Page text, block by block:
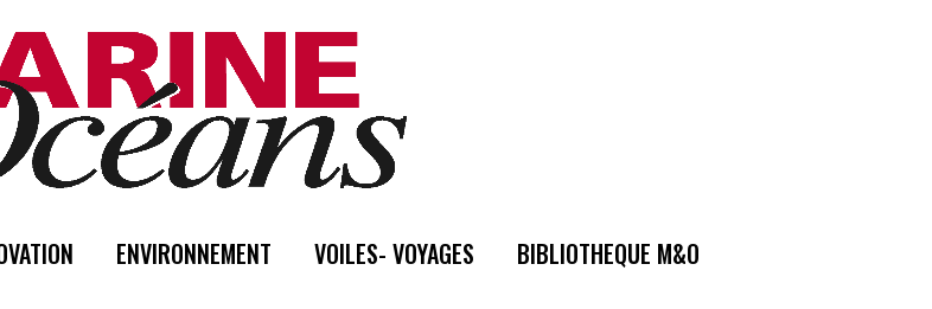
ENVIRONNEMENT VOILES- VOYAGES BIBLIOTHEQUE M&O